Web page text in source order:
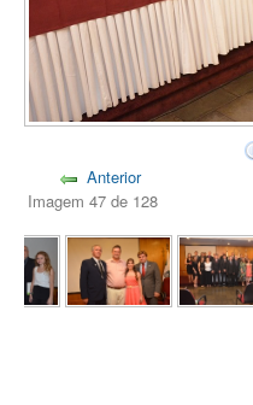
Anterior
Imagem 47 de 128